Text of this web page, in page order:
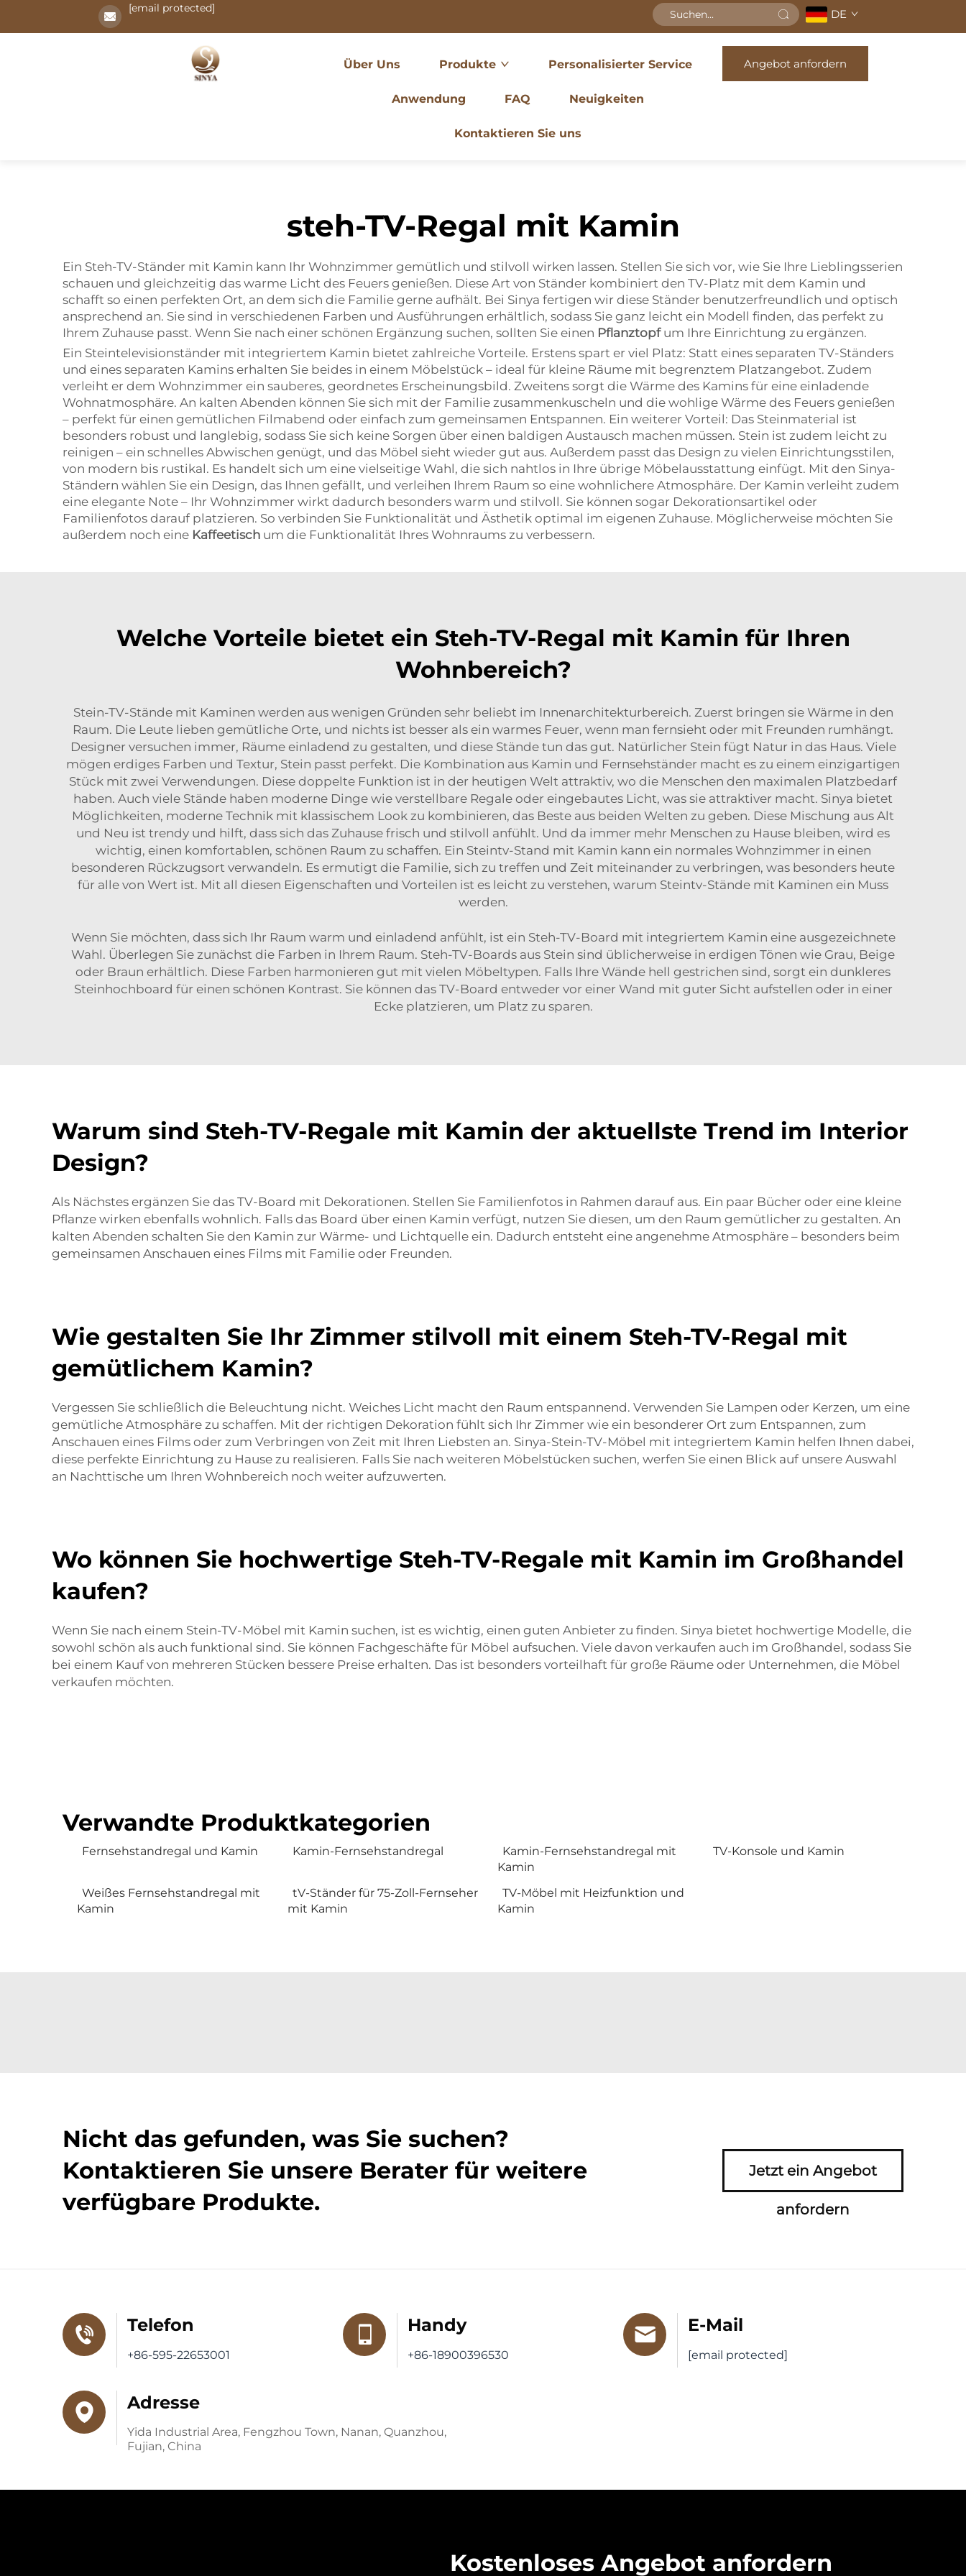
[email protected] DE
Über Uns Produkte Personalisierter Service
Anwendung FAQ Neuigkeiten
Kontaktieren Sie uns
Angebot anfordern
steh-TV-Regal mit Kamin
Ein Steh-TV-Ständer mit Kamin kann Ihr Wohnzimmer gemütlich und stilvoll wirken lassen. Stellen Sie sich vor, wie Sie Ihre Lieblingsserien
schauen und gleichzeitig das warme Licht des Feuers genießen. Diese Art von Ständer kombiniert den TV-Platz mit dem Kamin und
schafft so einen perfekten Ort, an dem sich die Familie gerne aufhält. Bei Sinya fertigen wir diese Ständer benutzerfreundlich und optisch
ansprechend an. Sie sind in verschiedenen Farben und Ausführungen erhältlich, sodass Sie ganz leicht ein Modell finden, das perfekt zu
Ihrem Zuhause passt. Wenn Sie nach einer schönen Ergänzung suchen, sollten Sie einen Pflanztopf um Ihre Einrichtung zu ergänzen.
Ein Steintelevisionständer mit integriertem Kamin bietet zahlreiche Vorteile. Erstens spart er viel Platz: Statt eines separaten TV-Ständers
und eines separaten Kamins erhalten Sie beides in einem Möbelstück – ideal für kleine Räume mit begrenztem Platzangebot. Zudem
verleiht er dem Wohnzimmer ein sauberes, geordnetes Erscheinungsbild. Zweitens sorgt die Wärme des Kamins für eine einladende
Wohnatmosphäre. An kalten Abenden können Sie sich mit der Familie zusammenkuscheln und die wohlige Wärme des Feuers genießen
– perfekt für einen gemütlichen Filmabend oder einfach zum gemeinsamen Entspannen. Ein weiterer Vorteil: Das Steinmaterial ist
besonders robust und langlebig, sodass Sie sich keine Sorgen über einen baldigen Austausch machen müssen. Stein ist zudem leicht zu
reinigen – ein schnelles Abwischen genügt, und das Möbel sieht wieder gut aus. Außerdem passt das Design zu vielen Einrichtungsstilen,
von modern bis rustikal. Es handelt sich um eine vielseitige Wahl, die sich nahtlos in Ihre übrige Möbelausstattung einfügt. Mit den Sinya-
Ständern wählen Sie ein Design, das Ihnen gefällt, und verleihen Ihrem Raum so eine wohnlichere Atmosphäre. Der Kamin verleiht zudem
eine elegante Note – Ihr Wohnzimmer wirkt dadurch besonders warm und stilvoll. Sie können sogar Dekorationsartikel oder
Familienfotos darauf platzieren. So verbinden Sie Funktionalität und Ästhetik optimal im eigenen Zuhause. Möglicherweise möchten Sie
außerdem noch eine Kaffeetisch um die Funktionalität Ihres Wohnraums zu verbessern.
Welche Vorteile bietet ein Steh-TV-Regal mit Kamin für Ihren
Wohnbereich?
Stein-TV-Stände mit Kaminen werden aus wenigen Gründen sehr beliebt im Innenarchitekturbereich. Zuerst bringen sie Wärme in den
Raum. Die Leute lieben gemütliche Orte, und nichts ist besser als ein warmes Feuer, wenn man fernsieht oder mit Freunden rumhängt.
Designer versuchen immer, Räume einladend zu gestalten, und diese Stände tun das gut. Natürlicher Stein fügt Natur in das Haus. Viele
mögen erdiges Farben und Textur, Stein passt perfekt. Die Kombination aus Kamin und Fernsehständer macht es zu einem einzigartigen
Stück mit zwei Verwendungen. Diese doppelte Funktion ist in der heutigen Welt attraktiv, wo die Menschen den maximalen Platzbedarf
haben. Auch viele Stände haben moderne Dinge wie verstellbare Regale oder eingebautes Licht, was sie attraktiver macht. Sinya bietet
Möglichkeiten, moderne Technik mit klassischem Look zu kombinieren, das Beste aus beiden Welten zu geben. Diese Mischung aus Alt
und Neu ist trendy und hilft, dass sich das Zuhause frisch und stilvoll anfühlt. Und da immer mehr Menschen zu Hause bleiben, wird es
wichtig, einen komfortablen, schönen Raum zu schaffen. Ein Steintv-Stand mit Kamin kann ein normales Wohnzimmer in einen
besonderen Rückzugsort verwandeln. Es ermutigt die Familie, sich zu treffen und Zeit miteinander zu verbringen, was besonders heute
für alle von Wert ist. Mit all diesen Eigenschaften und Vorteilen ist es leicht zu verstehen, warum Steintv-Stände mit Kaminen ein Muss
werden.
Wenn Sie möchten, dass sich Ihr Raum warm und einladend anfühlt, ist ein Steh-TV-Board mit integriertem Kamin eine ausgezeichnete
Wahl. Überlegen Sie zunächst die Farben in Ihrem Raum. Steh-TV-Boards aus Stein sind üblicherweise in erdigen Tönen wie Grau, Beige
oder Braun erhältlich. Diese Farben harmonieren gut mit vielen Möbeltypen. Falls Ihre Wände hell gestrichen sind, sorgt ein dunkleres
Steinhochboard für einen schönen Kontrast. Sie können das TV-Board entweder vor einer Wand mit guter Sicht aufstellen oder in einer
Ecke platzieren, um Platz zu sparen.
Warum sind Steh-TV-Regale mit Kamin der aktuellste Trend im Interior
Design?
Als Nächstes ergänzen Sie das TV-Board mit Dekorationen. Stellen Sie Familienfotos in Rahmen darauf aus. Ein paar Bücher oder eine kleine
Pflanze wirken ebenfalls wohnlich. Falls das Board über einen Kamin verfügt, nutzen Sie diesen, um den Raum gemütlicher zu gestalten. An
kalten Abenden schalten Sie den Kamin zur Wärme- und Lichtquelle ein. Dadurch entsteht eine angenehme Atmosphäre – besonders beim
gemeinsamen Anschauen eines Films mit Familie oder Freunden.
Wie gestalten Sie Ihr Zimmer stilvoll mit einem Steh-TV-Regal mit
gemütlichem Kamin?
Vergessen Sie schließlich die Beleuchtung nicht. Weiches Licht macht den Raum entspannend. Verwenden Sie Lampen oder Kerzen, um eine
gemütliche Atmosphäre zu schaffen. Mit der richtigen Dekoration fühlt sich Ihr Zimmer wie ein besonderer Ort zum Entspannen, zum
Anschauen eines Films oder zum Verbringen von Zeit mit Ihren Liebsten an. Sinya-Stein-TV-Möbel mit integriertem Kamin helfen Ihnen dabei,
diese perfekte Einrichtung zu Hause zu realisieren. Falls Sie nach weiteren Möbelstücken suchen, werfen Sie einen Blick auf unsere Auswahl
an Nachttische um Ihren Wohnbereich noch weiter aufzuwerten.
Wo können Sie hochwertige Steh-TV-Regale mit Kamin im Großhandel
kaufen?
Wenn Sie nach einem Stein-TV-Möbel mit Kamin suchen, ist es wichtig, einen guten Anbieter zu finden. Sinya bietet hochwertige Modelle, die
sowohl schön als auch funktional sind. Sie können Fachgeschäfte für Möbel aufsuchen. Viele davon verkaufen auch im Großhandel, sodass Sie
bei einem Kauf von mehreren Stücken bessere Preise erhalten. Das ist besonders vorteilhaft für große Räume oder Unternehmen, die Möbel
verkaufen möchten.
Verwandte Produktkategorien
Fernsehstandregal und Kamin Kamin-Fernsehstandregal
Kamin-Fernsehstandregal mit
Kamin
TV-Konsole und Kamin
Weißes Fernsehstandregal mit
Kamin
tV-Ständer für 75-Zoll-Fernseher
mit Kamin
TV-Möbel mit Heizfunktion und
Kamin
Nicht das gefunden, was Sie suchen?
Kontaktieren Sie unsere Berater für weitere
verfügbare Produkte.
Jetzt ein Angebot
anfordern
Telefon
+86-595-22653001
Handy
+86-18900396530
E-Mail
[email protected]
Adresse
Yida Industrial Area, Fengzhou Town, Nanan, Quanzhou,
Fujian, China
Kostenloses Angebot anfordern